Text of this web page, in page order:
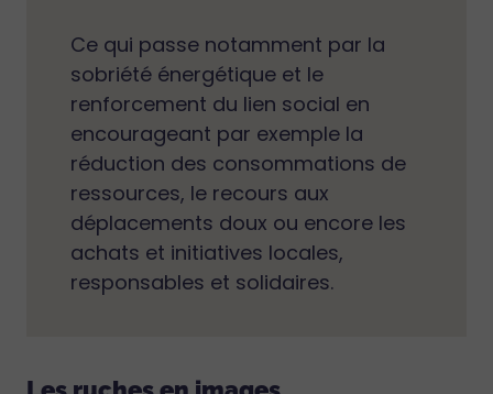
Ce qui passe notamment par la
sobriété énergétique et le
renforcement du lien social en
encourageant par exemple la
réduction des consommations de
ressources, le recours aux
déplacements doux ou encore les
achats et initiatives locales,
responsables et solidaires.